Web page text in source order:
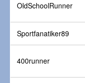
OldSchoolRunner
Sportfanatiker89
400runner